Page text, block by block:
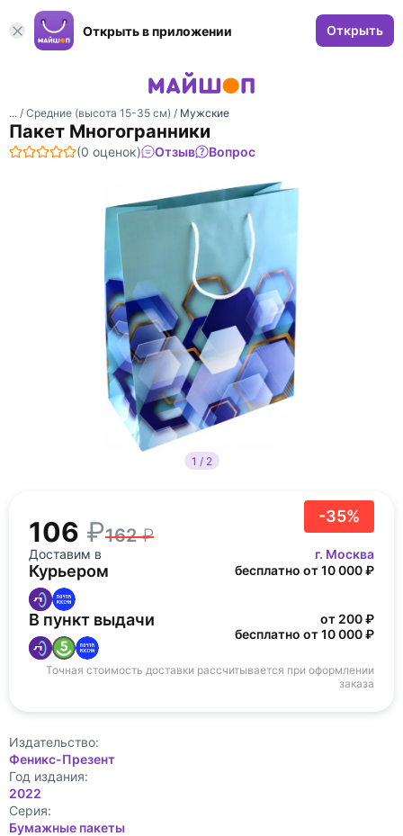
Открыть в приложении Открыть
... / Средние (высота 15-35 см) / Мужские
Пакет Многогранники
(0 оценок) Отзыв Вопрос
1 / 2
-35%
106 162
Доставим в г. Москва
Курьером бесплатно от 10 000 ₽
В пункт выдачи
от 200 ₽
бесплатно от 10 000 ₽
Точная стоимость доставки рассчитывается при оформлении
заказа
Издательство:
Феникс-Презент
Год издания:
2022
Cерия:
Бумажные пакеты